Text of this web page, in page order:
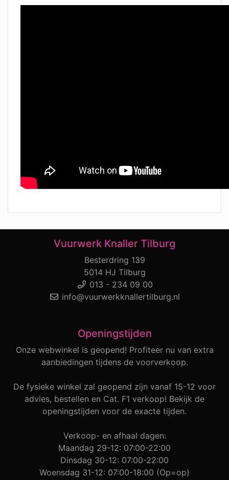
Vuurwerk Knaller Tilburg
Besterdring 139
5014 HJ Tilburg
013 - 234 09 00
info@vuurwerkknallertilburg.nl
Openingstijden
Onze webwinkel is geopend! Profiteer nu van extra
aanbiedingen tijdens de voorverkoop.
De fysieke winkel zal geopend zijn vanaf 15-12 voor
advies, bestellen en Cat. F1 verkoop! Bekijk de
openingstijden voor de exacte tijden.
Verkoop- en afhaal dagen:
Maandag 29-12: 07:00-22:00
Dinsdag 30-12: 07:00-22:00
Woensdag 31-12: 07:00-18:00 (Op=op)